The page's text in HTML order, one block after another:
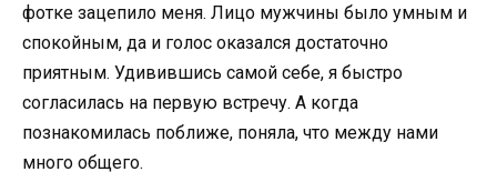
фотке зацепило меня. Лицо мужчины было умным и
спокойным, да и голос оказался достаточно
приятным. Удивившись самой себе, я быстро
согласилась на первую встречу. А когда
познакомилась поближе, поняла, что между нами
много общего.